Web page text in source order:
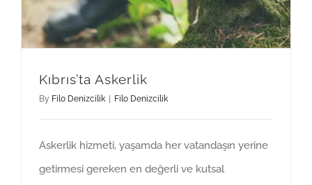
Kıbrıs’ta Askerlik
By Filo Denizcilik Filo Denizcilik
Askerlik hizmeti, yaşamda her vatandaşın yerine
getirmesi gereken en değerli ve kutsal